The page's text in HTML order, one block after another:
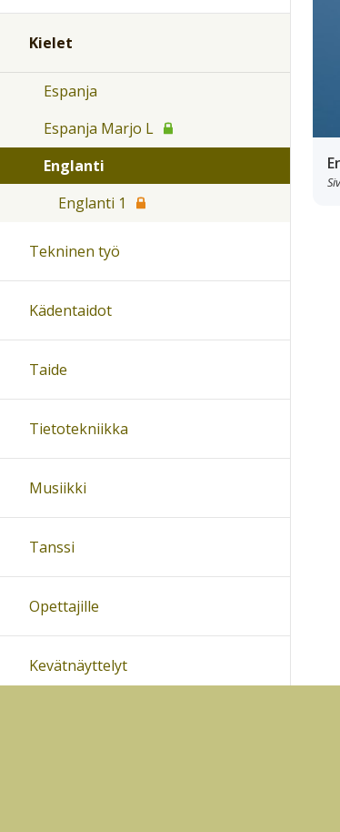
Kielet
Espanja
Espanja Marjo L
Englanti
Englanti 1
Tekninen työ
Kädentaidot
Taide
Tietotekniikka
Musiikki
Tanssi
Opettajille
Kevätnäyttelyt